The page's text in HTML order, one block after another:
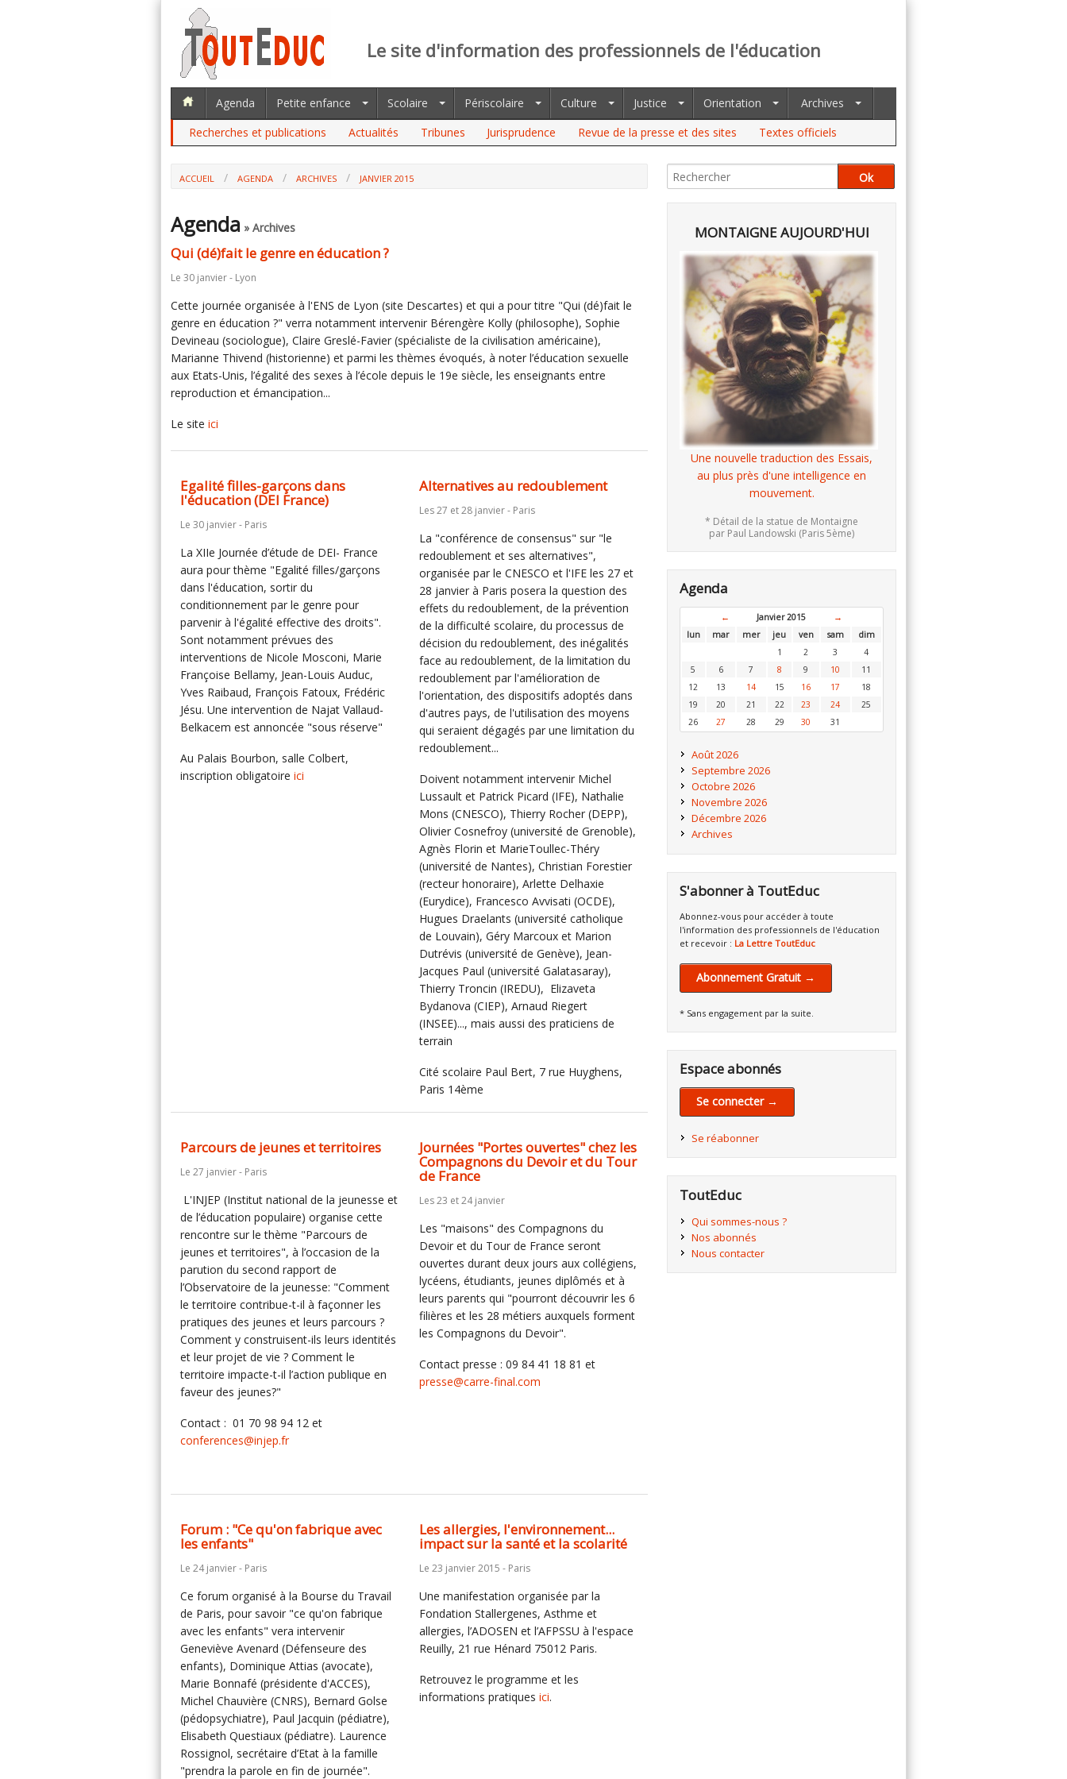
Le site d'information des professionnels de l'éducation
Agenda Petite enfance Scolaire Périscolaire Culture Justice Orientation
Archives
Recherches et publications
Actualités Tribunes Jurisprudence Revue de la presse et des sites Textes officiels
ACCUEIL AGENDA ARCHIVES JANVIER 2015
Agenda » Archives
Qui (dé)fait le genre en éducation ?
Le 30 janvier - Lyon
Cette journée organisée à l'ENS de Lyon (site Descartes) et qui a pour titre "Qui (dé)fait le
genre en éducation ?" verra notamment intervenir Bérengère Kolly (philosophe), Sophie
Devineau (sociologue), Claire Greslé-Favier (spécialiste de la civilisation américaine),
Marianne Thivend (historienne) et parmi les thèmes évoqués, à noter l’éducation sexuelle
aux Etats-Unis, l’égalité des sexes à l’école depuis le 19e siècle, les enseignants entre
reproduction et émancipation...
Le site ici
Egalité filles-garçons dans
l'éducation (DEI France)
Le 30 janvier - Paris
La XIIe Journée d’étude de DEI- France
aura pour thème "Egalité filles/garçons
dans l'éducation, sortir du
conditionnement par le genre pour
parvenir à l'égalité effective des droits".
Sont notamment prévues des
interventions de Nicole Mosconi, Marie
Françoise Bellamy, Jean-Louis Auduc,
Yves Raibaud, François Fatoux, Frédéric
Jésu. Une intervention de Najat Vallaud-
Belkacem est annoncée "sous réserve"
Au Palais Bourbon, salle Colbert,
inscription obligatoire ici
Alternatives au redoublement
Les 27 et 28 janvier - Paris
La "conférence de consensus" sur "le
redoublement et ses alternatives",
organisée par le CNESCO et l'IFE les 27 et
28 janvier à Paris posera la question des
effets du redoublement, de la prévention
de la difficulté scolaire, du processus de
décision du redoublement, des inégalités
face au redoublement, de la limitation du
redoublement par l'amélioration de
l'orientation, des dispositifs adoptés dans
d'autres pays, de l'utilisation des moyens
qui seraient dégagés par une limitation du
redoublement...
Doivent notamment intervenir Michel
Lussault et Patrick Picard (IFE), Nathalie
Mons (CNESCO), Thierry Rocher (DEPP),
Olivier Cosnefroy (université de Grenoble),
Agnès Florin et MarieToullec-Théry
(université de Nantes), Christian Forestier
(recteur honoraire), Arlette Delhaxie
(Eurydice), Francesco Avvisati (OCDE),
Hugues Draelants (université catholique
de Louvain), Géry Marcoux et Marion
Dutrévis (université de Genève), Jean-
Jacques Paul (université Galatasaray),
Thierry Troncin (IREDU), Elizaveta
Bydanova (CIEP), Arnaud Riegert
(INSEE)..., mais aussi des praticiens de
terrain
Cité scolaire Paul Bert, 7 rue Huyghens,
Paris 14ème
Parcours de jeunes et territoires
Le 27 janvier - Paris
L'INJEP (Institut national de la jeunesse et
de l’éducation populaire) organise cette
rencontre sur le thème "Parcours de
jeunes et territoires", à l’occasion de la
parution du second rapport de
l’Observatoire de la jeunesse: "Comment
le territoire contribue-t-il à façonner les
pratiques des jeunes et leurs parcours ?
Comment y construisent-ils leurs identités
et leur projet de vie ? Comment le
territoire impacte-t-il l’action publique en
faveur des jeunes?"
Contact : 01 70 98 94 12 et
conferences@injep.fr
Journées "Portes ouvertes" chez les
Compagnons du Devoir et du Tour
de France
Les 23 et 24 janvier
Les "maisons" des Compagnons du
Devoir et du Tour de France seront
ouvertes durant deux jours aux collégiens,
lycéens, étudiants, jeunes diplômés et à
leurs parents qui "pourront découvrir les 6
filières et les 28 métiers auxquels forment
les Compagnons du Devoir".
Contact presse : 09 84 41 18 81 et
presse@carre-final.com
Forum : "Ce qu'on fabrique avec
les enfants"
Le 24 janvier - Paris
Ce forum organisé à la Bourse du Travail
de Paris, pour savoir "ce qu'on fabrique
avec les enfants" vera intervenir
Geneviève Avenard (Défenseure des
enfants), Dominique Attias (avocate),
Marie Bonnafé (présidente d'ACCES),
Michel Chauvière (CNRS), Bernard Golse
(pédopsychiatre), Paul Jacquin (pédiatre),
Elisabeth Questiaux (pédiatre). Laurence
Rossignol, secrétaire d’Etat à la famille
"prendra la parole en fin de journée".
Les allergies, l'environnement...
impact sur la santé et la scolarité
Le 23 janvier 2015 - Paris
Une manifestation organisée par la
Fondation Stallergenes, Asthme et
allergies, l’ADOSEN et l’AFPSSU à l'espace
Reuilly, 21 rue Hénard 75012 Paris.
Retrouvez le programme et les
informations pratiques ici.
MONTAIGNE AUJOURD'HUI
Une nouvelle traduction des Essais,
au plus près d'une intelligence en
mouvement.
* Détail de la statue de Montaigne
par Paul Landowski (Paris 5ème)
Agenda
← Janvier 2015
→
lun
mar mer jeu ven sam
dim
1
2 3
4
5
6 7 8 9 10
11
12
13 14 15 16 17
18
19
20 21 22 23 24
25
26
27 28 29 30 31
Août 2026
Septembre 2026
Octobre 2026
Novembre 2026
Décembre 2026
Archives
S'abonner à ToutEduc
Abonnez-vous pour accéder à toute
l'information des professionnels de l'éducation
et recevoir : La Lettre ToutEduc
Abonnement Gratuit →
* Sans engagement par la suite.
Espace abonnés
Se connecter →
Se réabonner
ToutEduc
Qui sommes-nous ?
Nos abonnés
Nous contacter